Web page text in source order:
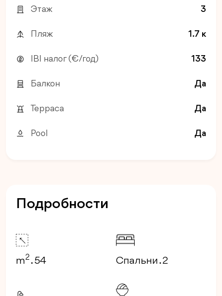
Этаж 3
Пляж 1.7 к
IBI налог (€/год) 133
Балкон Да
Терраса Да
Pool Да
Подробности
m2 . 54 Спальни . 2